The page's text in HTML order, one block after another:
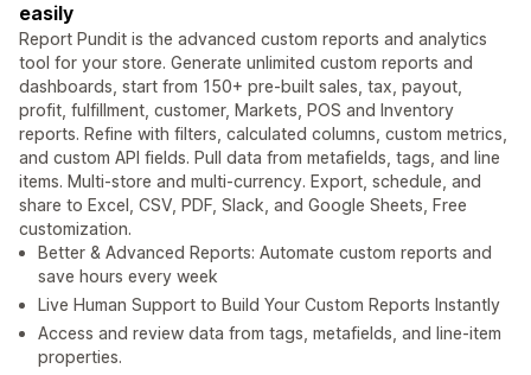
easily
Report Pundit is the advanced custom reports and analytics
tool for your store. Generate unlimited custom reports and
dashboards, start from 150+ pre-built sales, tax, payout,
profit, fulfillment, customer, Markets, POS and Inventory
reports. Refine with filters, calculated columns, custom metrics,
and custom API fields. Pull data from metafields, tags, and line
items. Multi-store and multi-currency. Export, schedule, and
share to Excel, CSV, PDF, Slack, and Google Sheets, Free
customization.
Better & Advanced Reports: Automate custom reports and
save hours every week
Live Human Support to Build Your Custom Reports Instantly
Access and review data from tags, metafields, and line-item
properties.